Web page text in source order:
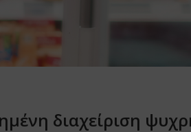
διαχείριση